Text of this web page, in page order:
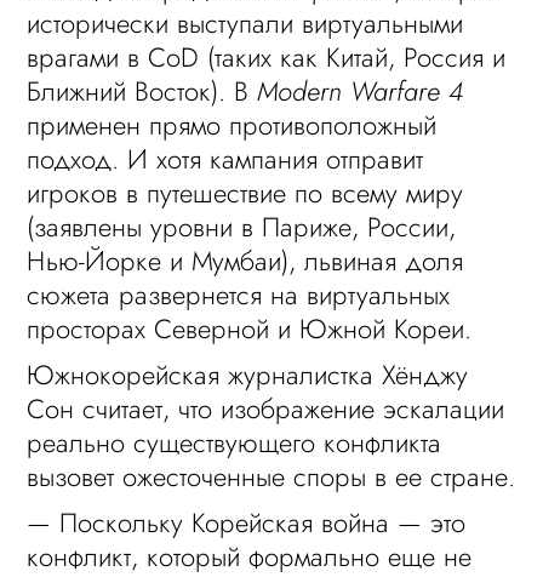
исторически выступали виртуальными
врагами в CoD (таких как Китай, Россия и
Ближний Восток). ВModern Warfare 4
применен прямо противоположный
подход. И хотя кампания отправит
игроков в путешествие по всему миру
(заявлены уровни в Париже, России,
Нью-Йорке и Мумбаи), львиная доля
сюжета развернется на виртуальных
просторах Северной и Южной Кореи.
Южнокорейская журналистка Хёнджу
Сон считает, что изображение эскалации
реально существующего конфликта
вызовет ожесточенные споры в ее стране.
— Поскольку Корейская война — это
конфликт, который формально еще не